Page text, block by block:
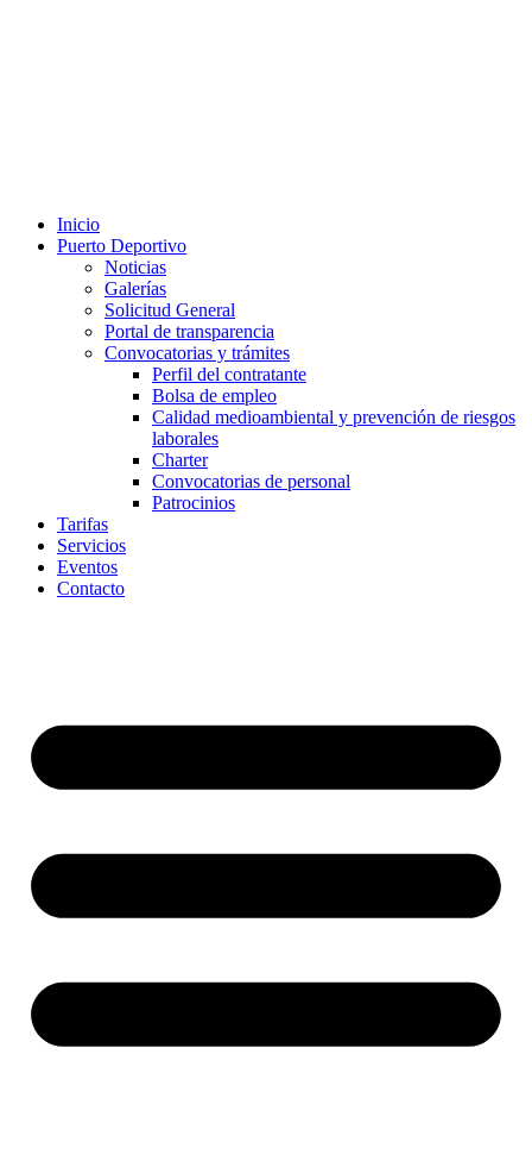
Inicio
Puerto Deportivo
Noticias
Galerías
Solicitud General
Portal de transparencia
Convocatorias y trámites
Perfil del contratante
Bolsa de empleo
Calidad medioambiental y prevención de riesgos
laborales
Charter
Convocatorias de personal
Patrocinios
Tarifas
Servicios
Eventos
Contacto